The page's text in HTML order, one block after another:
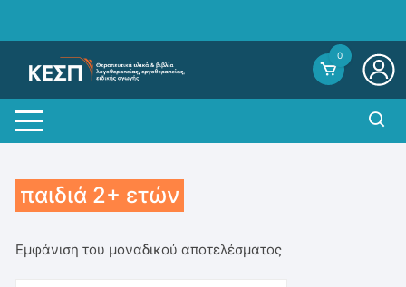
0
παιδιά 2+ ετών
Εμφάνιση του μοναδικού αποτελέσματος